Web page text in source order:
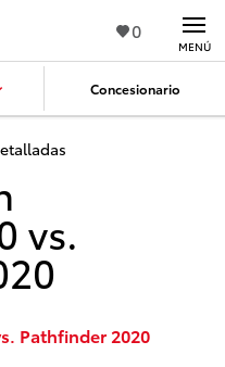
0
Concesionario
MENÚ
vs.
Pathfinder 2020